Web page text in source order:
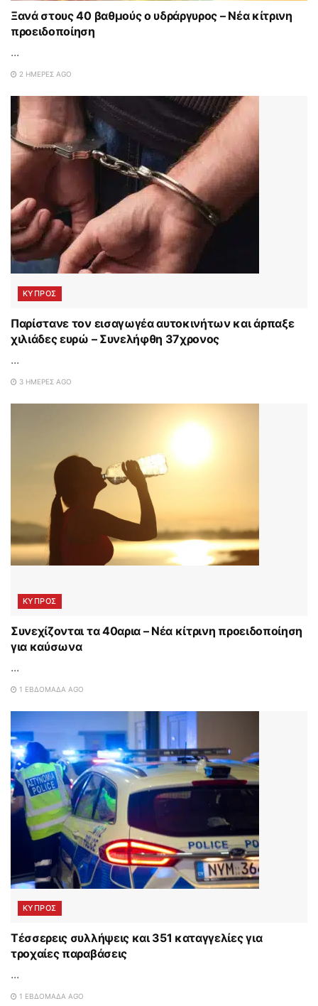
Ξανά στους 40 βαθμούς ο υδράργυρος – Νέα κίτρινη
προειδοποίηση
...
2 ΗΜΈΡΕΣ AGO
ΚΥΠΡΟΣ
Παρίστανε τον εισαγωγέα αυτοκινήτων και άρπαξε
χιλιάδες ευρώ – Συνελήφθη 37χρονος
...
3 ΗΜΈΡΕΣ AGO
ΚΥΠΡΟΣ
Συνεχίζονται τα 40αρια – Νέα κίτρινη προειδοποίηση
για καύσωνα
...
1 ΕΒΔΟΜΆΔΑ AGO
ΚΥΠΡΟΣ
Τέσσερεις συλλήψεις και 351 καταγγελίες για
τροχαίες παραβάσεις
...
1 ΕΒΔΟΜΆΔΑ AGO